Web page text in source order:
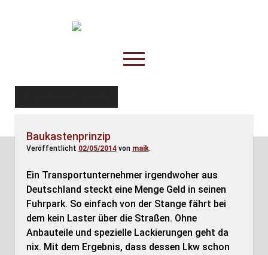
TruckOnline.de
open
menu
facebook
threads
Disposition
Baukastenprinzip
Veröffentlicht 02/05/2014von maik.
Ein Transportunternehmer irgendwoher aus
Deutschland steckt eine Menge Geld in seinen
Fuhrpark. So einfach von der Stange fährt bei
dem kein Laster über die Straßen. Ohne
Anbauteile und spezielle Lackierungen geht da
nix. Mit dem Ergebnis, dass dessen Lkw schon